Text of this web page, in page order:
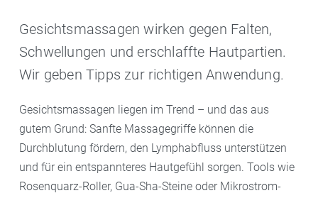
Gesichtsmassagen wirken gegen Falten,
Schwellungen und erschlaffte Hautpartien.
Wir geben Tipps zur richtigen Anwendung.
Gesichtsmassagen liegen im Trend – und das aus
gutem Grund: Sanfte Massagegriffe können die
Durchblutung fördern, den Lymphabfluss unterstützen
und für ein entspannteres Hautgefühl sorgen. Tools wie
Rosenquarz-Roller, Gua-Sha-Steine oder Mikrostrom-